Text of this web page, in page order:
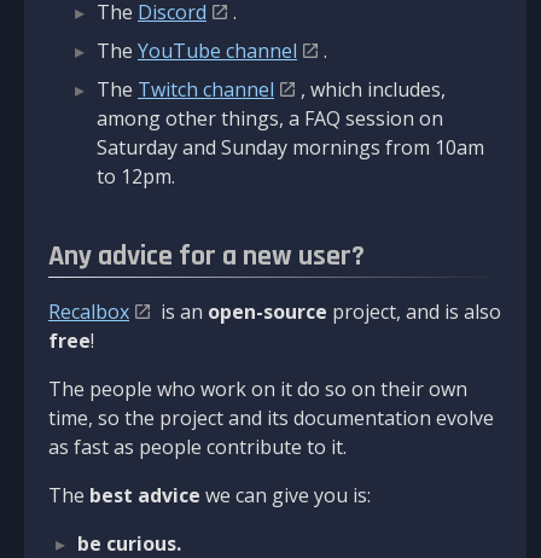
The Discord
.
The YouTube channel
.
The Twitch channel
, which includes,
among other things, a FAQ session on
Saturday and Sunday mornings from 10am
to 12pm.
Any advice for a new user?
Recalbox is an open-source project, and is also
free!
The people who work on it do so on their own
time, so the project and its documentation evolve
as fast as people contribute to it.
The best advice we can give you is:
be curious.